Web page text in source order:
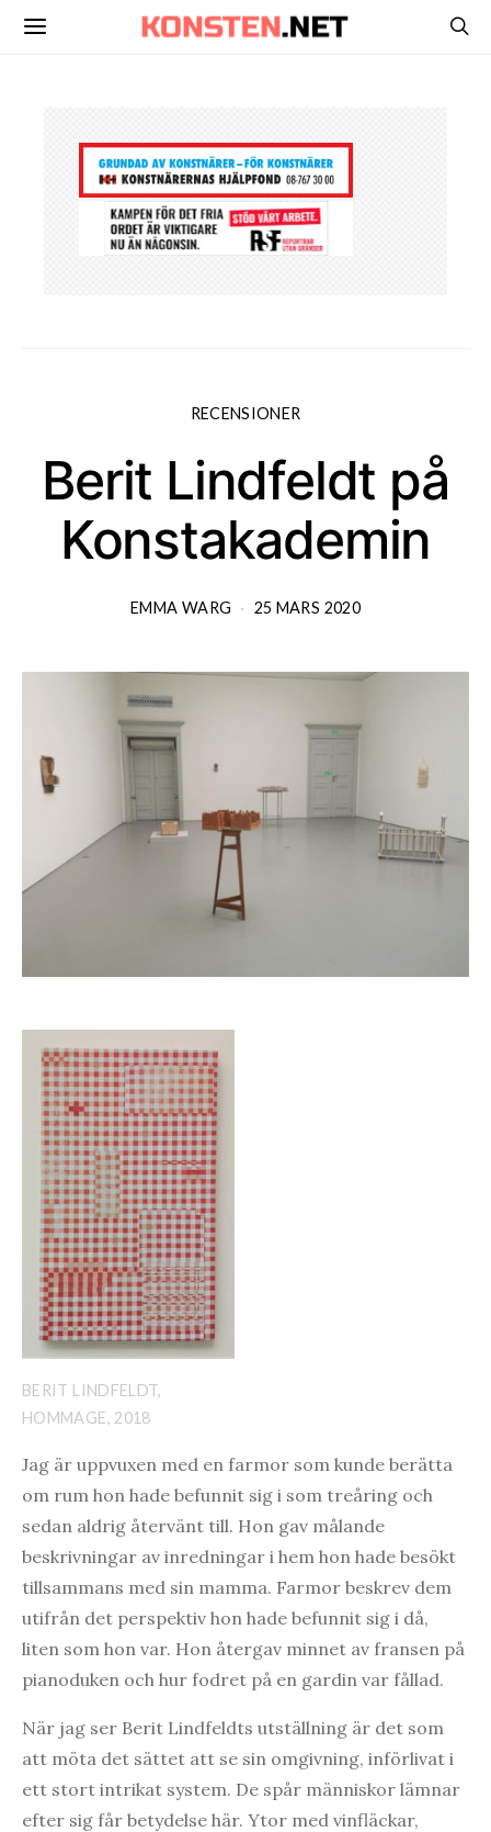
RECENSIONER
Berit Lindfeldt på
Konstakademin
EMMA WARG 25 MARS 2020
BERIT LINDFELDT,
HOMMAGE, 2018
Jag är uppvuxen med en farmor som kunde berätta
om rum hon hade befunnit sig i som treåring och
sedan aldrig återvänt till. Hon gav målande
beskrivningar av inredningar i hem hon hade besökt
tillsammans med sin mamma. Farmor beskrev dem
utifrån det perspektiv hon hade befunnit sig i då,
liten som hon var. Hon återgav minnet av fransen på
pianoduken och hur fodret på en gardin var fållad.
När jag ser Berit Lindfeldts utställning är det som
att möta det sättet att se sin omgivning, införlivat i
ett stort intrikat system. De spår människor lämnar
efter sig får betydelse här. Ytor med vinfläckar,